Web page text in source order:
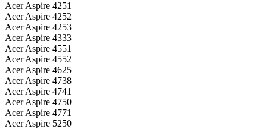
Acer Aspire 4251
Acer Aspire 4252
Acer Aspire 4253
Acer Aspire 4333
Acer Aspire 4551
Acer Aspire 4552
Acer Aspire 4625
Acer Aspire 4738
Acer Aspire 4741
Acer Aspire 4750
Acer Aspire 4771
Acer Aspire 5250